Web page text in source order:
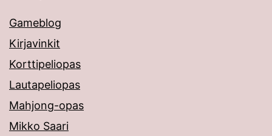
Gameblog
Kirjavinkit
Korttipeliopas
Lautapeliopas
Mahjong-opas
Mikko Saari